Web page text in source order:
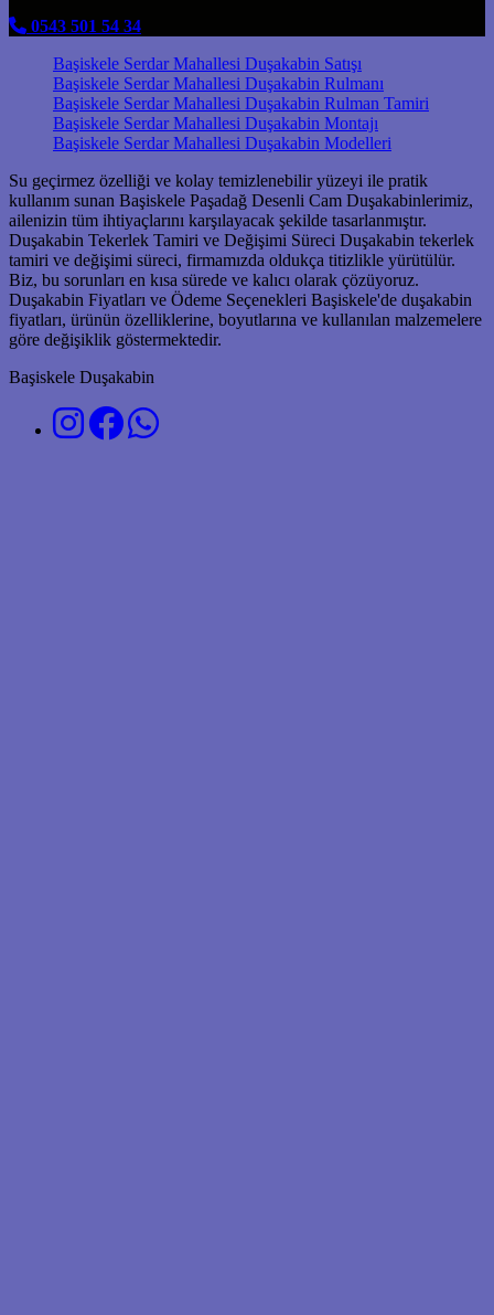
0543 501 54 34
Başiskele Serdar Mahallesi Duşakabin Satışı
Başiskele Serdar Mahallesi Duşakabin Rulmanı
Başiskele Serdar Mahallesi Duşakabin Rulman Tamiri
Başiskele Serdar Mahallesi Duşakabin Montajı
Başiskele Serdar Mahallesi Duşakabin Modelleri
Su geçirmez özelliği ve kolay temizlenebilir yüzeyi ile pratik
kullanım sunan Başiskele Paşadağ Desenli Cam Duşakabinlerimiz,
ailenizin tüm ihtiyaçlarını karşılayacak şekilde tasarlanmıştır.
Duşakabin Tekerlek Tamiri ve Değişimi Süreci Duşakabin tekerlek
tamiri ve değişimi süreci, firmamızda oldukça titizlikle yürütülür.
Biz, bu sorunları en kısa sürede ve kalıcı olarak çözüyoruz.
Duşakabin Fiyatları ve Ödeme Seçenekleri Başiskele'de duşakabin
fiyatları, ürünün özelliklerine, boyutlarına ve kullanılan malzemelere
göre değişiklik göstermektedir.
Başiskele Duşakabin